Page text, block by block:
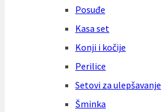
Posuđe
Kasa set
Konji i kočije
Perilice
Setovi za ulepšavanje
Šminka